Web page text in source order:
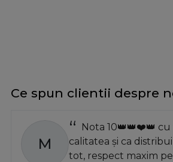
Ce spun clientii despre
M
Nota 10👑👑❤️👑 cu
calitatea și ca
tot, respect maxim